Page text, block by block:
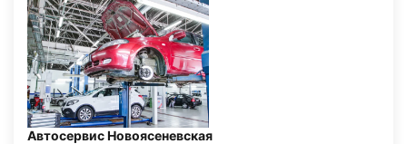
Автосервис Новоясеневская